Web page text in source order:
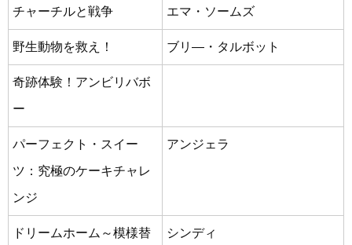
チャーチルと戦争 エマ・ソームズ
野生動物を救え！ ブリ―・タルボット
奇跡体験！アンビリバボ
ー
パーフェクト・スイー
ツ：究極のケーキチャレ
ンジ
アンジェラ
ドリームホーム～模様替 シンディ